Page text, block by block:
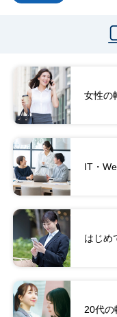
女性の
IT・
はじめ
20代の